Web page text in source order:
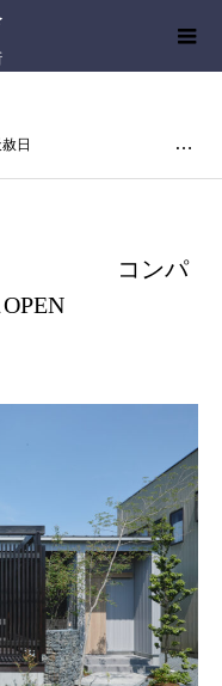
屋 常設モデルハウスOPEN 予約公開中！
パ
ウスOPEN